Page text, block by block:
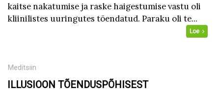
kaitse nakatumise ja raske haigestumise vastu oli
kliinilistes uuringutes tõendatud. Paraku oli te...
Loe
Meditsiin
ILLUSIOON TÕENDUSPÕHISEST